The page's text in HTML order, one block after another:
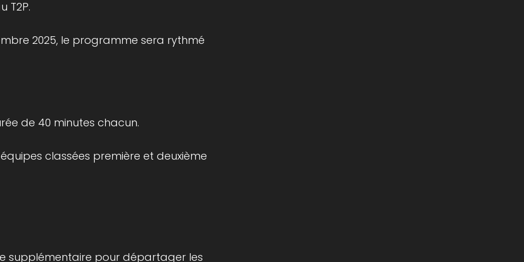
T2P.
2025, le programme sera rythmé
de 40 minutes chacun.
classées première et deuxième
supplémentaire pour départager les